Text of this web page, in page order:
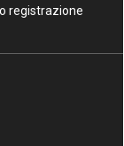
registrazione